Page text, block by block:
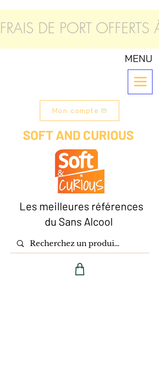
MENU
Mon compte
SOFT AND CURIOUS
Les meilleures références
du Sans Alcool
FRAIS DE PORT